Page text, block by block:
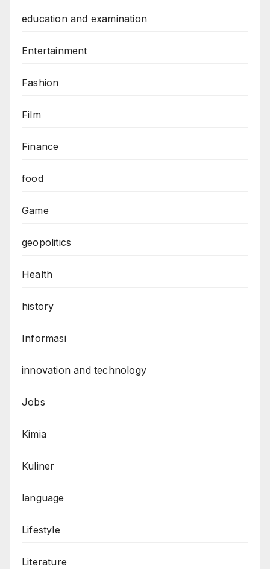
education and examination
Entertainment
Fashion
Film
Finance
food
Game
geopolitics
Health
history
Informasi
innovation and technology
Jobs
Kimia
Kuliner
language
Lifestyle
Literature